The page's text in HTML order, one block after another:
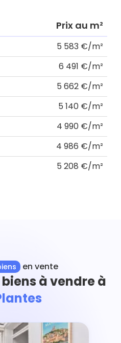
Prix au m²
5 583 €/m²
6 491 €/m²
5 662 €/m²
5 140 €/m²
4 990 €/m²
4 986 €/m²
5 208 €/m²
en vente
à vendre à